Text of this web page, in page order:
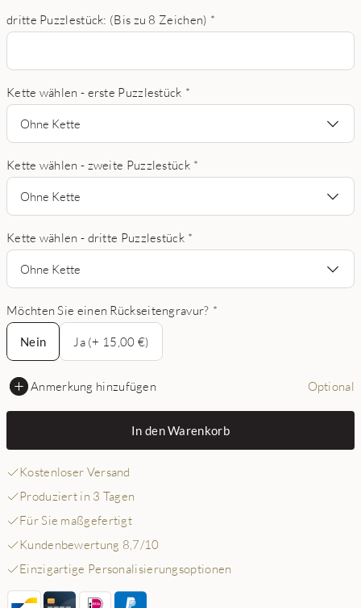
dritte Puzzlestück: (Bis zu 8 Zeichen) *
Kette wählen - erste Puzzlestück *
Ohne Kette
Kette wählen - zweite Puzzlestück *
Ohne Kette
Kette wählen - dritte Puzzlestück *
Ohne Kette
Möchten Sie einen Rückseitengravur? *
Nein
Nein
Ja (+ 15,00 €)
Anmerkung hinzufügen Optional
In den Warenkorb
Kostenloser Versand
Produziert in 3 Tagen
Für Sie maßgefertigt
Kundenbewertung 8,7/10
Einzigartige Personalisierungsoptionen